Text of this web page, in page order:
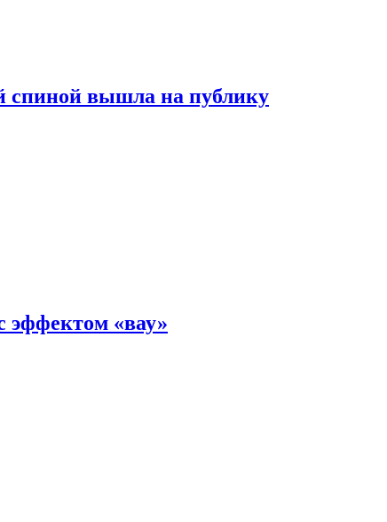
спиной вышла на публику
«вау»